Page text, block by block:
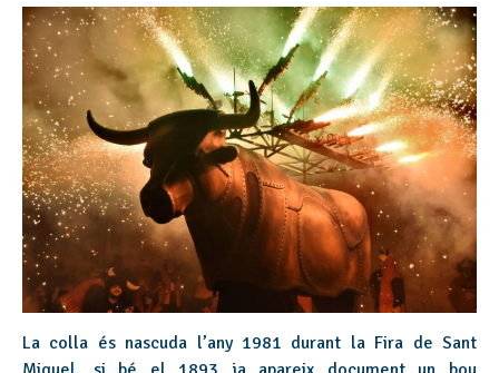
La colla és nascuda l’any 1981 durant la Fira de Sant